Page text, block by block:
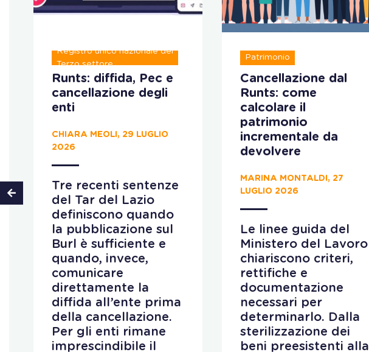
Registro unico nazionale del
Terzo settore
Runts: diffida, Pec e
cancellazione degli
enti
CHIARA MEOLI, 29 LUGLIO
2026
Tre recenti sentenze
del Tar del Lazio
definiscono quando
la pubblicazione sul
Burl è sufficiente e
quando, invece,
comunicare
direttamente la
diffida all’ente prima
della cancellazione.
Per gli enti rimane
imprescindibile il
Patrimonio
Cancellazione dal
Runts: come
calcolare il
patrimonio
incrementale da
devolvere
MARINA MONTALDI, 27
LUGLIO 2026
Le linee guida del
Ministero del Lavoro
chiariscono criteri,
rettifiche e
documentazione
necessari per
determinarlo. Dalla
sterilizzazione dei
beni preesistenti alla